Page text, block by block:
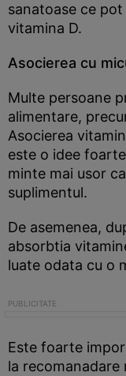
sanatoase ce
vitamina D.
Asocierea cu
Multe persoane
alimentare,
Asocierea
este o idee
minte mai usor
suplimentul.
De asemenea,
absorbtia
luate odata cu o
Este foarte
la recomanadare